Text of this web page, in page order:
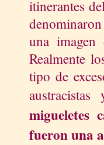
itinerantes
una imagen
Realmente
tipo de
migueletes
fueron una